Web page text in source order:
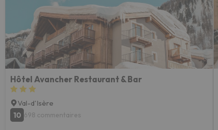
Hôtel Avancher Restaurant & Bar
Val-d'Isère
10 698 commentaires